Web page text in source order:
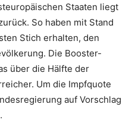
Staaten liegt
So haben mit Stand
Stich erhalten, den
Die Booster-
über die Hälfte der
Um die Impfquote
auf Vorschlag